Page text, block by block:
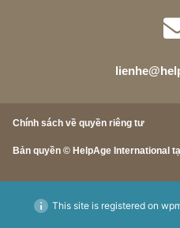
Chính sách về quyền riêng tư
Bản quyền © HelpAge International
This site is registered on